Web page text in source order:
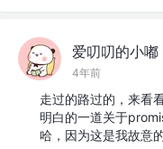
爱叨叨的小嘟
4年前
走过的路过的，来看
明白的一道关于
哈，因为这是我故意的